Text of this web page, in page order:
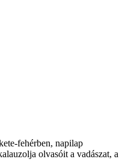
fehérben, napilap
olvasóit a vadászat, a